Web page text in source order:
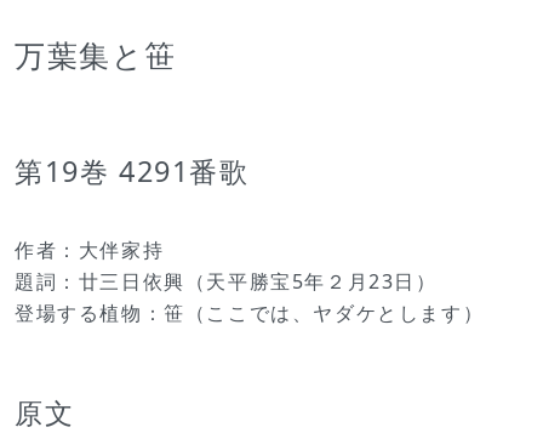
万葉集と笹
第19巻 4291番歌
作者：大伴家持
題詞：廿三日依興（天平勝宝5年２月23日）
登場する植物：笹（ここでは、ヤダケとします）
原文